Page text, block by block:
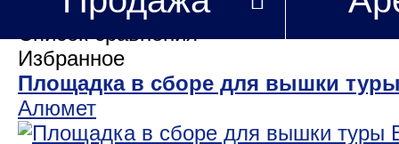
Вы недавно смотрели
Список сравнения
Избранное
Площадка в сборе для вышки
Алюмет